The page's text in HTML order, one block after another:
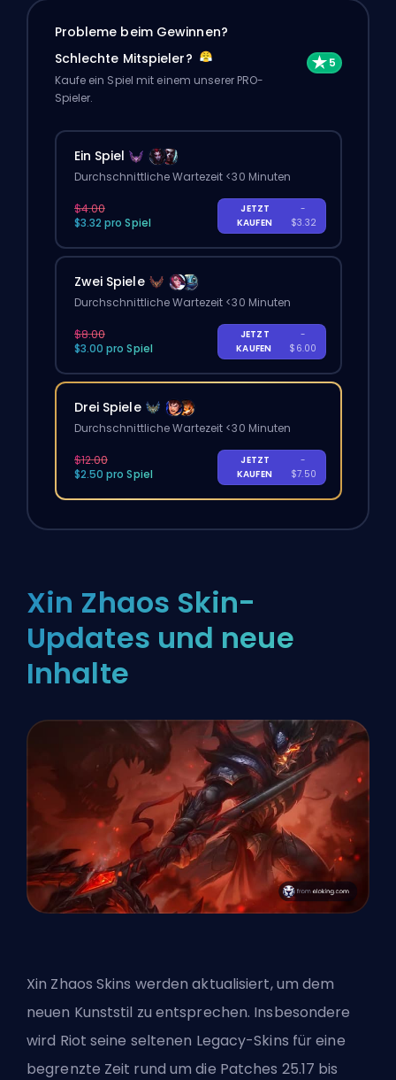
Probleme beim Gewinnen?
Schlechte Mitspieler?
Kaufe ein Spiel mit einem unserer PRO-
Spieler.
Ein Spiel
Durchschnittliche Wartezeit <30 Minuten
$4.00
$3.32 pro Spiel
JETZT
KAUFEN
-
$3.32
Zwei Spiele
Durchschnittliche Wartezeit <30 Minuten
$8.00
$3.00 pro Spiel
JETZT
KAUFEN
-
$6.00
Drei Spiele
Durchschnittliche Wartezeit <30 Minuten
$12.00
$2.50 pro Spiel
JETZT
KAUFEN
-
$7.50
Xin Zhaos Skin-
Updates und neue
Inhalte
Xin Zhaos Skins werden aktualisiert, um dem
neuen Kunststil zu entsprechen. Insbesondere
wird Riot seine seltenen Legacy-Skins für eine
begrenzte Zeit rund um die Patches 25.17 bis